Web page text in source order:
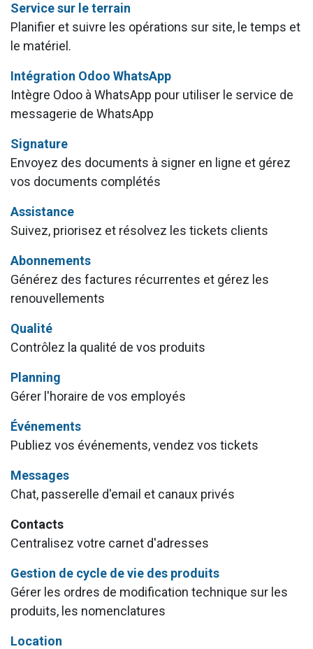
Service sur le terrain
Planifier et suivre les opérations sur site, le temps et
le matériel.
Intégration Odoo WhatsApp
Intègre Odoo à WhatsApp pour utiliser le service de
messagerie de WhatsApp
Signature
Envoyez des documents à signer en ligne et gérez
vos documents complétés
Assistance
Suivez, priorisez et résolvez les tickets clients
Abonnements
Générez des factures récurrentes et gérez les
renouvellements
Qualité
Contrôlez la qualité de vos produits
Planning
Gérer l'horaire de vos employés
Événements
Publiez vos événements, vendez vos tickets
Messages
Chat, passerelle d'email et canaux privés
Contacts
Centralisez votre carnet d'adresses
Gestion de cycle de vie des produits
Gérer les ordres de modification technique sur les
produits, les nomenclatures
Location